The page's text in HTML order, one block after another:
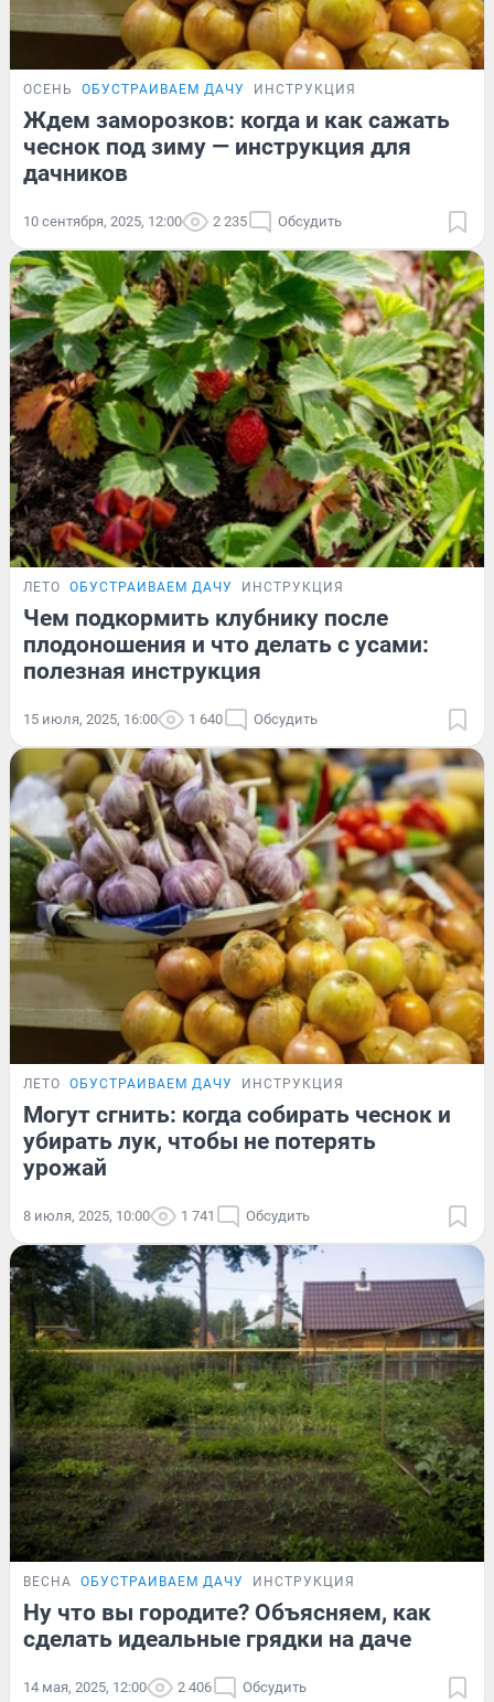
ОСЕНЬ ОБУСТРАИВАЕМ ДАЧУ ИНСТРУКЦИЯ
Ждем заморозков: когда и как сажать
чеснок под зиму — инструкция для
дачников
10 сентября, 2025, 12:00 2 235 Обсудить
ЛЕТО ОБУСТРАИВАЕМ ДАЧУ ИНСТРУКЦИЯ
Чем подкормить клубнику после
плодоношения и что делать с усами:
полезная инструкция
15 июля, 2025, 16:00 1 640 Обсудить
ЛЕТО ОБУСТРАИВАЕМ ДАЧУ ИНСТРУКЦИЯ
Могут сгнить: когда собирать чеснок и
убирать лук, чтобы не потерять
урожай
8 июля, 2025, 10:00 1 741 Обсудить
ВЕСНА ОБУСТРАИВАЕМ ДАЧУ ИНСТРУКЦИЯ
Ну что вы городите? Объясняем, как
сделать идеальные грядки на даче
14 мая, 2025, 12:00 2 406 Обсудить